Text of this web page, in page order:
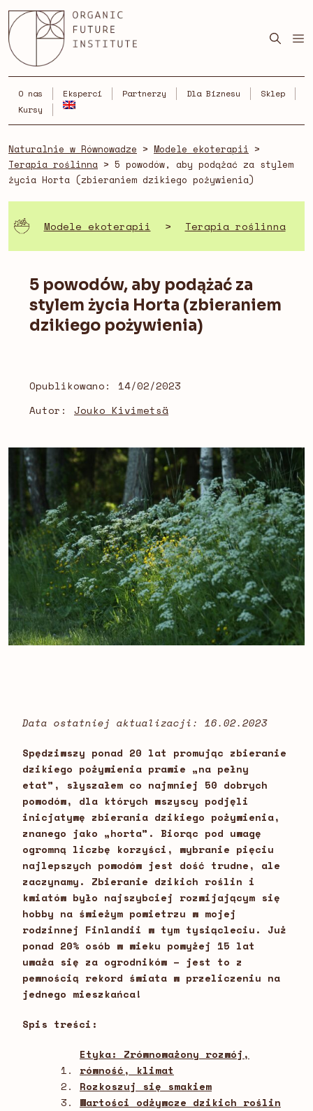
Skip
to
content
O nas Eksperci Partnerzy Dla Biznesu
Sklep
Kursy
Naturalnie w Równowadze > Modele ekoterapii >
Terapia roślinna > 5 powodów, aby podążać za stylem
życia Horta (zbieraniem dzikiego pożywienia)
Modele ekoterapii > Terapia roślinna
5 powodów, aby podążać za
stylem życia Horta (zbieraniem
dzikiego pożywienia)
Opublikowano:
14/02/2023
Autor:
Jouko Kivimetsä
Data ostatniej aktualizacji: 16.02.2023
Spędziwszy ponad 20 lat promując zbieranie
dzikiego pożywienia prawie „na pełny
etat”, słyszałem co najmniej 50 dobrych
powodów, dla których wszyscy podjęli
inicjatywę zbierania dzikiego pożywienia,
znanego jako „horta”. Biorąc pod uwagę
ogromną liczbę korzyści, wybranie pięciu
najlepszych powodów jest dość trudne, ale
zaczynamy. Zbieranie dzikich roślin i
kwiatów było najszybciej rozwijającym się
hobby na świeżym powietrzu w mojej
rodzinnej Finlandii w tym tysiącleciu. Już
ponad 20% osób w wieku powyżej 15 lat
uważa się za ogrodników – jest to z
pewnością rekord świata w przeliczeniu na
jednego mieszkańca!
Spis treści:
Etyka: Zrównoważony rozwój,
równość, klimat
Rozkoszuj się smakiem
Wartości odżywcze dzikich roślin